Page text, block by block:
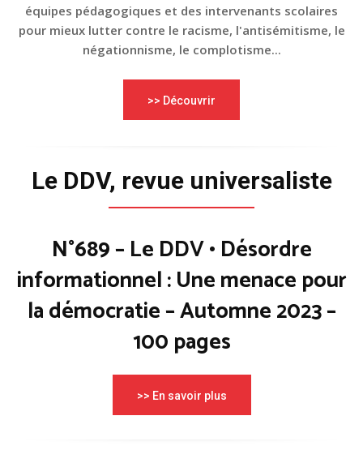
équipes pédagogiques et des intervenants scolaires
pour mieux lutter contre le racisme, l'antisémitisme, le
négationnisme, le complotisme...
>> Découvrir
Le DDV, revue universaliste
N°689 – Le DDV • Désordre
informationnel : Une menace pour
la démocratie – Automne 2023 –
100 pages
>> En savoir plus